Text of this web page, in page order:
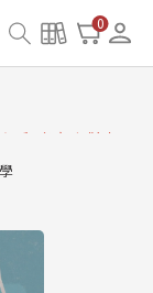
0
書櫃開通申請
與資產合併申
書櫃開通申請